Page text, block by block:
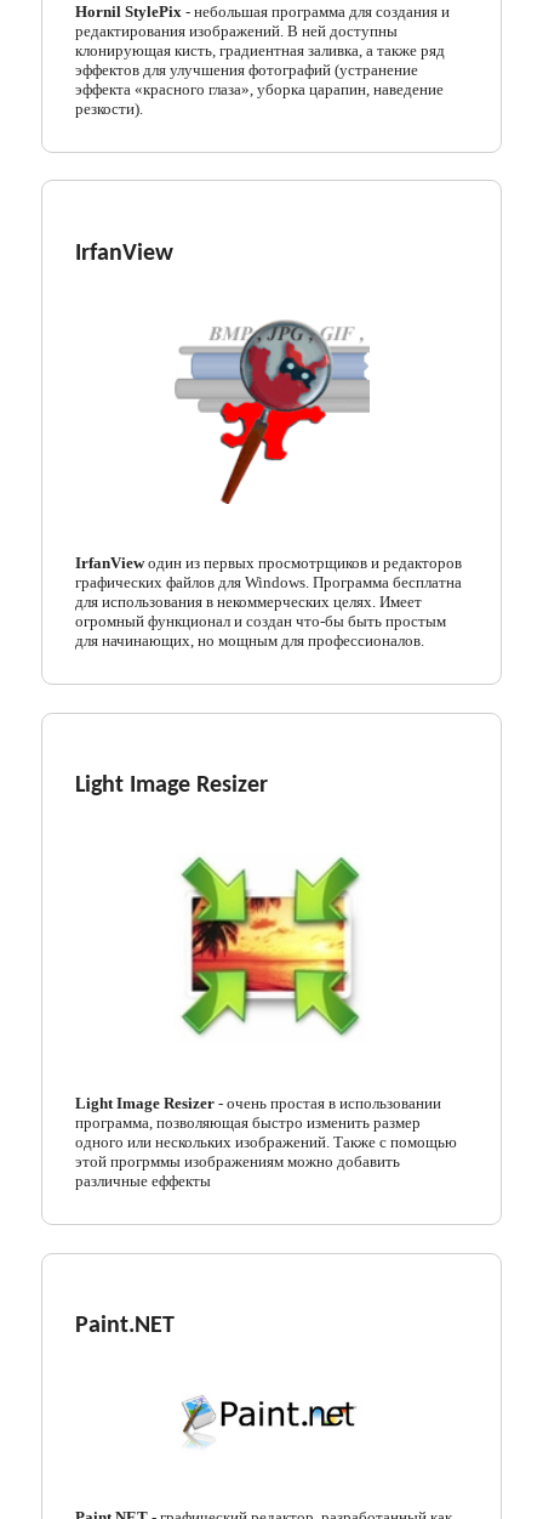
Hornil StylePix - небольшая программа для создания и
редактирования изображений. В ней доступны
клонирующая кисть, градиентная заливка, а также ряд
эффектов для улучшения фотографий (устранение
эффекта «красного глаза», уборка царапин, наведение
резкости).
IrfanView
IrfanViewодин из первых просмотрщиков и редакторов
графических файлов для Windows. Программа бесплатна
для использования в некоммерческих целях. Имеет
огромный функционал и создан что-бы быть простым
для начинающих, но мощным для профессионалов.
Light Image Resizer
Light Image Resizer- очень простая в использовании
программа, позволяющая быстро изменить размер
одного или нескольких изображений. Также с помощью
этой прогрммы изображениям можно добавить
различные еффекты
Paint.NET